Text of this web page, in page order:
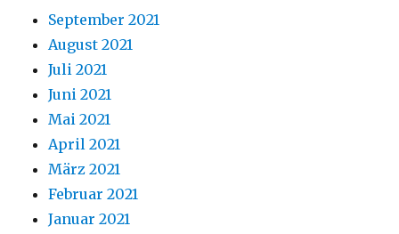
September 2021
August 2021
Juli 2021
Juni 2021
Mai 2021
April 2021
März 2021
Februar 2021
Januar 2021